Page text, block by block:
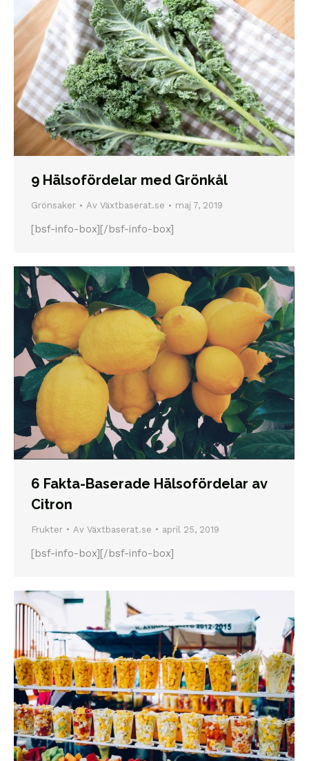
9 Hälsofördelar med Grönkål
Grönsaker Av Växtbaserat.se maj 7, 2019
[bsf-info-box][/bsf-info-box]
6 Fakta-Baserade Hälsofördelar av
Citron
Frukter Av Växtbaserat.se april 25, 2019
[bsf-info-box][/bsf-info-box]